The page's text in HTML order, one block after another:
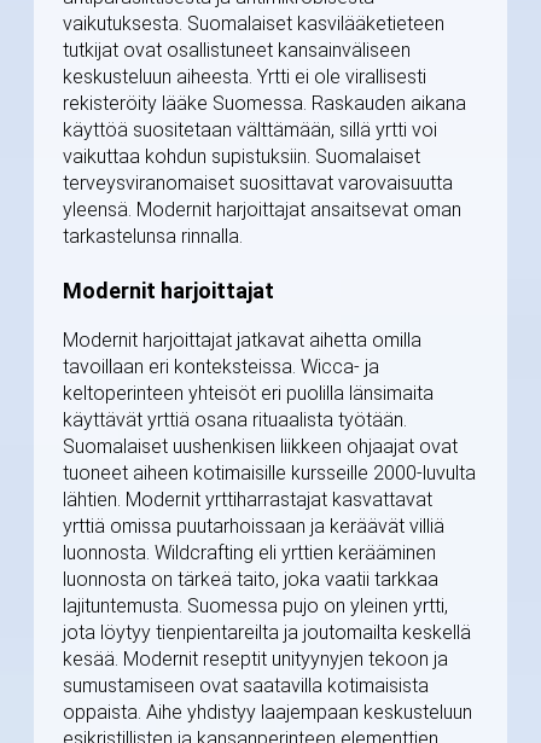
vaikutuksesta. Suomalaiset kasvilääketieteen
tutkijat ovat osallistuneet kansainväliseen
keskusteluun aiheesta. Yrtti ei ole virallisesti
rekisteröity lääke Suomessa. Raskauden aikana
käyttöä suositetaan välttämään, sillä yrtti voi
vaikuttaa kohdun supistuksiin. Suomalaiset
terveysviranomaiset suosittavat varovaisuutta
yleensä. Modernit harjoittajat ansaitsevat oman
tarkastelunsa rinnalla.
Modernit harjoittajat
Modernit harjoittajat jatkavat aihetta omilla
tavoillaan eri konteksteissa. Wicca- ja
keltoperinteen yhteisöt eri puolilla länsimaita
käyttävät yrttiä osana rituaalista työtään.
Suomalaiset uushenkisen liikkeen ohjaajat ovat
tuoneet aiheen kotimaisille kursseille 2000-luvulta
lähtien. Modernit yrttiharrastajat kasvattavat
yrttiä omissa puutarhoissaan ja keräävät villiä
luonnosta. Wildcrafting eli yrttien kerääminen
luonnosta on tärkeä taito, joka vaatii tarkkaa
lajituntemusta. Suomessa pujo on yleinen yrtti,
jota löytyy tienpientareilta ja joutomailta keskellä
kesää. Modernit reseptit unityynyjen tekoon ja
sumustamiseen ovat saatavilla kotimaisista
oppaista. Aihe yhdistyy laajempaan keskusteluun